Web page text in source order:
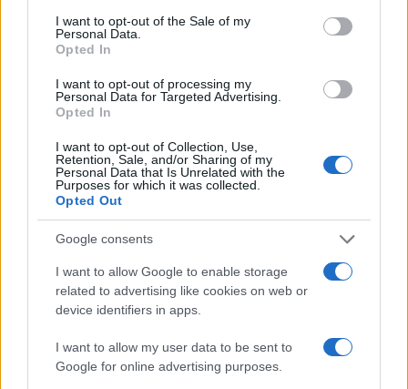
I want to opt-out of the Sale of my
Personal Data.
Opted In
I want to opt-out of processing my
Personal Data for Targeted Advertising.
Opted In
I want to opt-out of Collection, Use,
Retention, Sale, and/or Sharing of my
Personal Data that Is Unrelated with the
Purposes for which it was collected.
Opted Out
Google consents
I want to allow Google to enable storage
related to advertising like cookies on web or
device identifiers in apps.
I want to allow my user data to be sent to
Google for online advertising purposes.
Conseguenze e misure adottate
“Operazione Prima Parthica,” coinvolge circa 400
militari ed è parte della coalizione internazionale
contro l’Isis. Nonostante il danneggiamento
subito, il Ministro Tajani ha confermato che le
missioni militari continueranno, mantenendo gli
impegni presi a livello internazionale. Altri attacchi
nella regione sono stati respinti dalle difese locali.
In Kuwait, il Ministero della Difesa ha confermato
di aver abbattuto otto droni ostili nelle ultime 24
ore, mentre altri sei hanno causato danni
materiali e lieve ferimento di militari kuwaitiani.